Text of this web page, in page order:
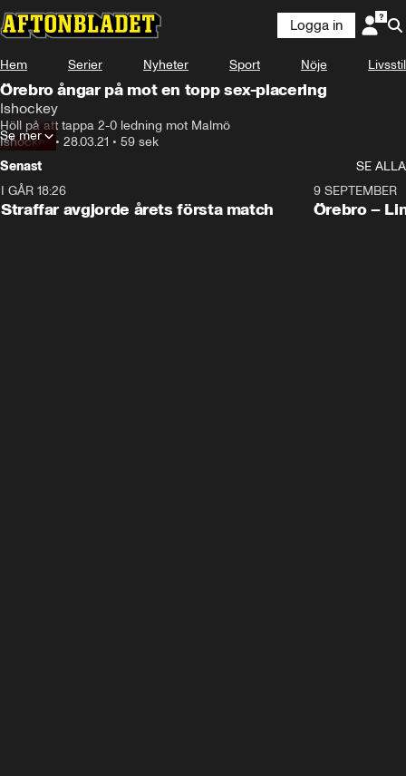
Logga in
Hem Serier Nyheter Sport Nöje Livsstil
Örebro ångar på mot en topp sex-placering
Ishockey
Höll på att tappa 2-0 ledning mot Malmö
Ishockey• 28.03.21 • 59 sek
Se mer
Senast
SE ALLA
I GÅR 18:26
Straffar avgjorde årets första match
Plus
9 SEPTEMBER
Örebro –